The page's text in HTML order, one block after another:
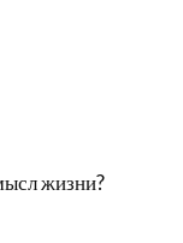
жизни?